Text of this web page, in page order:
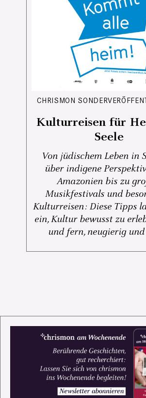
CHRISMON
Kulturreisen für
Seele
Von jüdischem Leben in
über indigene
Amazonien bis zu
Musikfestivals und
Kulturreisen: Diese Tipps
ein, Kultur bewusst zu
und fern, neugierig